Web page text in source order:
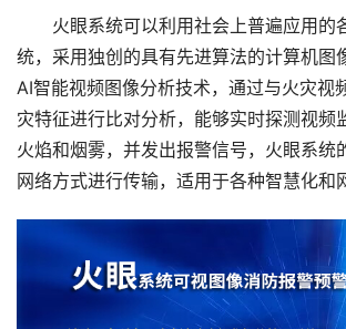
火眼系统可以利用社会上普遍应用的
统，采用独创的具有先进算法的计算机图
AI智能视频图像分析技术，通过与火灾视
灾特征进行比对分析，能够实时探测视频
火焰和烟雾，并发出报警信号，火眼系统
网络方式进行传输，适用于各种智慧化和